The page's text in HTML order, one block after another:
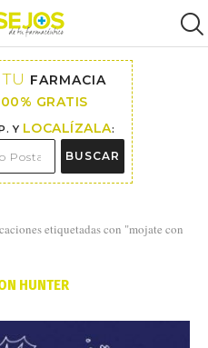
FARMACIA
GRATIS
Y LOCALÍZALA:
BUSCAR
etiquetadas con "mojate con
HUNTER